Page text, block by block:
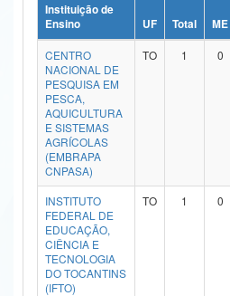
Ministério da Ciência, Tecnologia, Inovações e
Ministério do Meio Ambiente
Ministério do Turismo
Ministério do Desenvolvimento Regional
Controladoria-Geral da União
Ministério da Mulher, da Família e dos Direitos
Secretaria-Geral
Secretaria de Governo
Instituição de
Ensino
UF Total ME
CENTRO
NACIONAL DE
PESQUISA EM
PESCA,
AQUICULTURA
E SISTEMAS
AGRÍCOLAS
(EMBRAPA
CNPASA)
TO 1 0
INSTITUTO
FEDERAL DE
EDUCAÇÃO,
CIÊNCIA E
TECNOLOGIA
DO TOCANTINS
(IFTO)
TO 1 0